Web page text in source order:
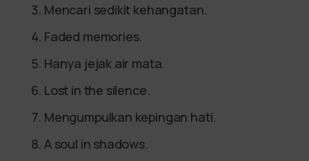
Mencari sedikit kehangatan.
Faded memories.
Hanya jejak air mata.
Lost in the silence.
Mengumpulkan kepingan hati.
A soul in shadows.